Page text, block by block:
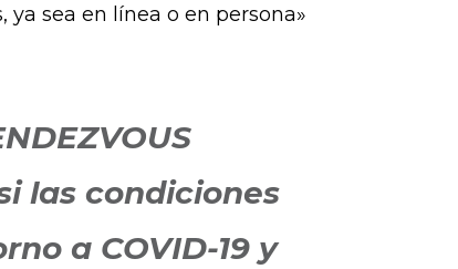
sea en línea o en persona»
las condiciones
a COVID-19 y